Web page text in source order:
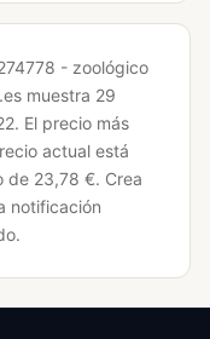
- zoológico
muestra 29
El precio más
actual está
de 23,78 €. Crea
notificación